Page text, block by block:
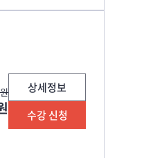
상세정보
수강 신청